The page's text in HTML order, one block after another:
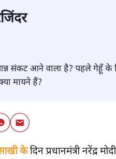
संकट आने वाला है? पहले गेहूँ के
मायने हैं?
केदिन प्रधानमंत्री नरेंद्र